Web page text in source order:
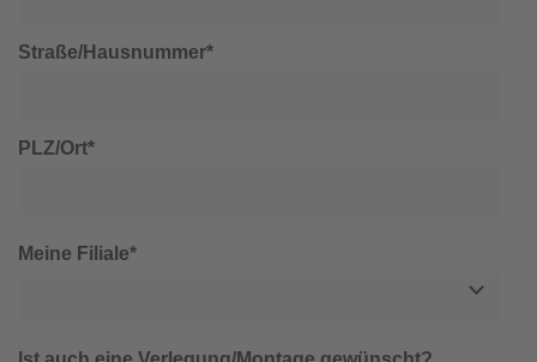
Straße/Hausnummer*
PLZ/Ort*
Meine Filiale*